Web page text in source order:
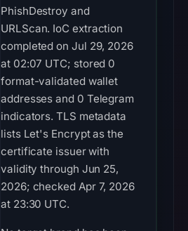
PhishDestroy and
URLScan. IoC extraction
completed on Jul 29, 2026
at 02:07 UTC; stored 0
format-validated wallet
addresses and 0 Telegram
indicators. TLS metadata
lists Let's Encrypt as the
certificate issuer with
validity through Jun 25,
2026; checked Apr 7, 2026
at 23:30 UTC.